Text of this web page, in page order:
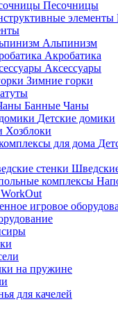
Песочницы
Альпинизм
Акробатика
Аксессуары
Зимние горки
Банные Чаны
Детские домики
Хозблоки
WorkOut
на пружине
для качелей